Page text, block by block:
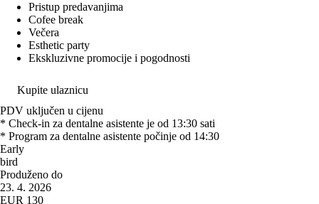
Pristup predavanjima
Cofee break
Večera
Esthetic party
Ekskluzivne promocije i pogodnosti
Kupite ulaznicu
PDV uključen u cijenu
* Check-in za dentalne asistente je od 13:30 sati
* Program za dentalne asistente počinje od 14:30
Early
bird
Produženo do
23. 4. 2026
EUR 130